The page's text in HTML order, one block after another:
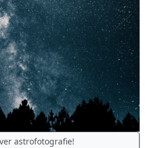
astrofotografie!